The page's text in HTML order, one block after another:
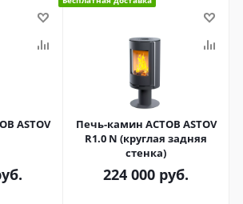
ASTOV
Печь-камин АСТОВ ASTOV
R1.0 N (круглая задняя
стенка)
224 000 руб.